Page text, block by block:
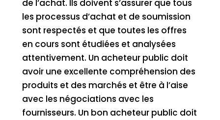
de l’achat. Ils doivent s’assurer que tous
les processus d’achat et de soumission
sont respectés et que toutes les offres
en cours sont étudiées et analysées
attentivement. Un acheteur public doit
avoir une excellente compréhension des
produits et des marchés et être à l’aise
avec les négociations avec les
fournisseurs. Un bon acheteur public doit